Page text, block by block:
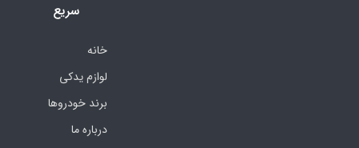
سریع
خانه
لوازم یدکی
برند خودروها
درباره ما